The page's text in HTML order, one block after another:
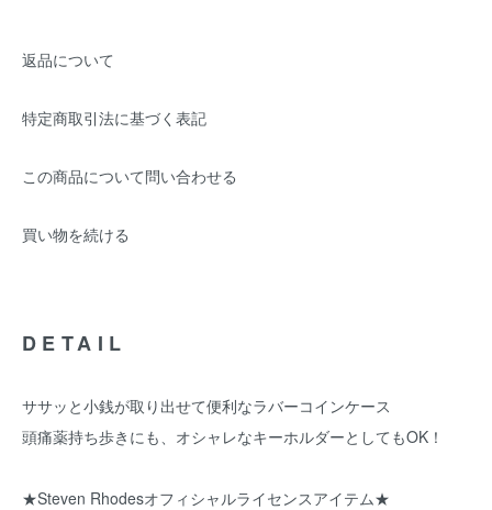
返品について
特定商取引法に基づく表記
この商品について問い合わせる
買い物を続ける
DETAIL
ササッと小銭が取り出せて便利なラバーコインケース
頭痛薬持ち歩きにも、オシャレなキーホルダーとしてもOK！
★Steven Rhodesオフィシャルライセンスアイテム★